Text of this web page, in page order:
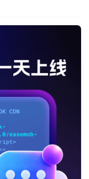
通讯云隐私政策
提交